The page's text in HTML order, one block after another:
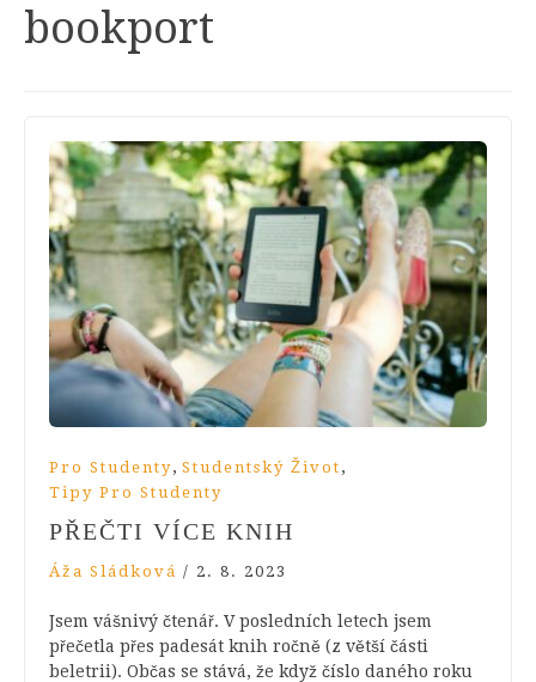
Tag:
bookport
Pro Studenty, Studentský Život ,
Tipy Pro Studenty
PŘEČTI VÍCE KNIH
Áža Sládková / 2. 8. 2023
Jsem vášnivý čtenář. V posledních letech jsem
přečetla přes padesát knih ročně (z větší části
beletrii). Občas se stává, že když číslo daného roku